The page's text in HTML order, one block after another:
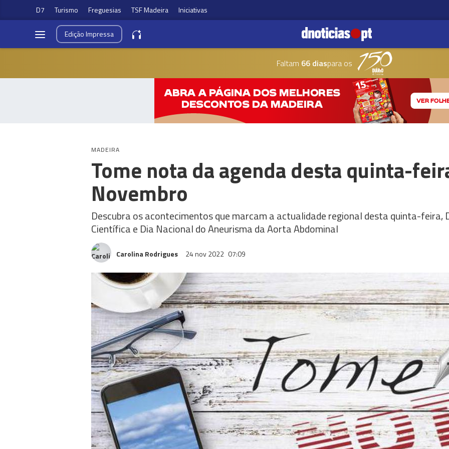
D7 Turismo Freguesias TSF Madeira Iniciativas
EdiçãoImpressa
Faltam 66 diaspara os
MADEIRA
Tome nota da agenda desta quinta-
Novembro
Descubra os acontecimentos que marcam a actualidade regional desta quinta-feira,
Científica e Dia Nacional do Aneurisma da Aorta Abdominal
Carolina Rodrigues 24 nov 2022 07:09